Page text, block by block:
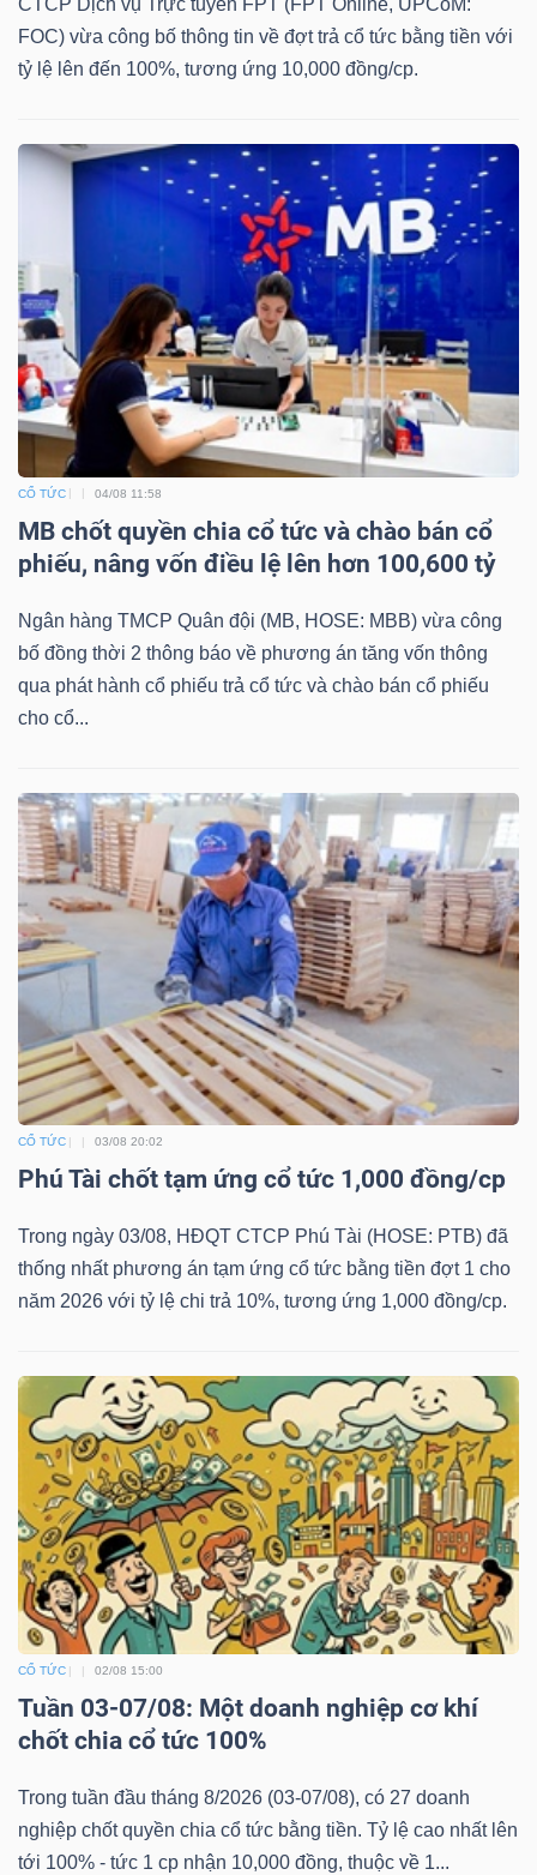
CTCP Dịch vụ Trực tuyến FPT (FPT Online, UPCoM:
FOC) vừa công bố thông tin về đợt trả cổ tức bằng tiền với
tỷ lệ lên đến 100%, tương ứng 10,000 đồng/cp.
CỔ TỨC 04/08 11:58
MB chốt quyền chia cổ tức và chào bán cổ
phiếu, nâng vốn điều lệ lên hơn 100,600 tỷ
Ngân hàng TMCP Quân đội (MB, HOSE: MBB) vừa công
bố đồng thời 2 thông báo về phương án tăng vốn thông
qua phát hành cổ phiếu trả cổ tức và chào bán cổ phiếu
cho cổ...
CỔ TỨC 03/08 20:02
Phú Tài chốt tạm ứng cổ tức 1,000 đồng/cp
Trong ngày 03/08, HĐQT CTCP Phú Tài (HOSE: PTB) đã
thống nhất phương án tạm ứng cổ tức bằng tiền đợt 1 cho
năm 2026 với tỷ lệ chi trả 10%, tương ứng 1,000 đồng/cp.
CỔ TỨC 02/08 15:00
Tuần 03-07/08: Một doanh nghiệp cơ khí
chốt chia cổ tức 100%
Trong tuần đầu tháng 8/2026 (03-07/08), có 27 doanh
nghiệp chốt quyền chia cổ tức bằng tiền. Tỷ lệ cao nhất lên
tới 100% - tức 1 cp nhận 10,000 đồng, thuộc về 1...